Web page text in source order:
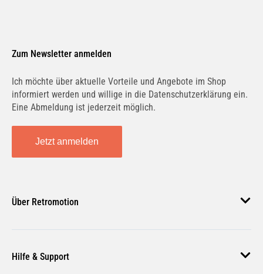
Zum Newsletter anmelden
Ich möchte über aktuelle Vorteile und Angebote im Shop
informiert werden und willige in die Datenschutzerklärung ein.
Eine Abmeldung ist jederzeit möglich.
Jetzt anmelden
Über Retromotion
Unsere Jobs
Hilfe & Support